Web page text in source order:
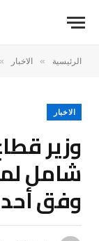
الرئيسية » الاخبار
الاخبار
وزير
شامل
وفق